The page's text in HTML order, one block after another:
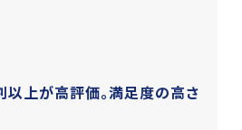
以上が高評価。満足度の高さ